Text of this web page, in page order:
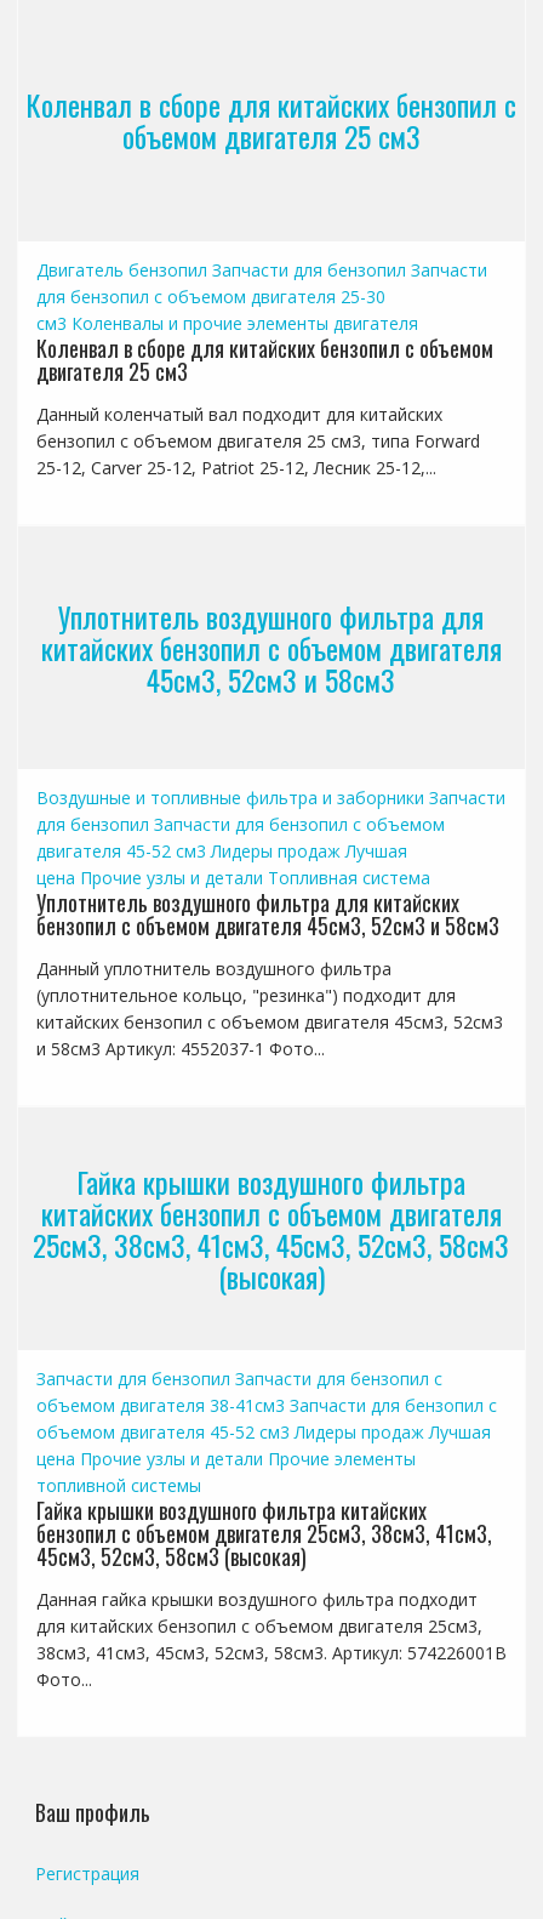
Коленвал в сборе для китайских бензопил с
объемом двигателя 25 см3
Двигатель бензопил Запчасти для бензопил Запчасти
для бензопил с объемом двигателя 25-30
см3 Коленвалы и прочие элементы двигателя
Коленвал в сборе для китайских бензопил с объемом
двигателя 25 см3
Данный коленчатый вал подходит для китайских
бензопил с объемом двигателя 25 см3, типа Forward
25-12, Carver 25-12, Patriot 25-12, Лесник 25-12,...
Уплотнитель воздушного фильтра для
китайских бензопил с объемом двигателя
45см3, 52см3 и 58см3
Воздушные и топливные фильтра и заборники Запчасти
для бензопил Запчасти для бензопил с объемом
двигателя 45-52 см3 Лидеры продаж Лучшая
цена Прочие узлы и детали Топливная система
Уплотнитель воздушного фильтра для китайских
бензопил с объемом двигателя 45см3, 52см3 и 58см3
Данный уплотнитель воздушного фильтра
(уплотнительное кольцо, "резинка") подходит для
китайских бензопил с объемом двигателя 45см3, 52см3
и 58см3 Артикул: 4552037-1 Фото...
Гайка крышки воздушного фильтра
китайских бензопил с объемом двигателя
25см3, 38см3, 41см3, 45см3, 52см3, 58см3
(высокая)
Запчасти для бензопил Запчасти для бензопил с
объемом двигателя 38-41см3 Запчасти для бензопил с
объемом двигателя 45-52 см3 Лидеры продаж Лучшая
цена Прочие узлы и детали Прочие элементы
топливной системы
Гайка крышки воздушного фильтра китайских
бензопил с объемом двигателя 25см3, 38см3, 41см3,
45см3, 52см3, 58см3 (высокая)
Данная гайка крышки воздушного фильтра подходит
для китайских бензопил с объемом двигателя 25см3,
38см3, 41см3, 45см3, 52см3, 58см3. Артикул: 574226001B
Фото...
Ваш профиль
Регистрация